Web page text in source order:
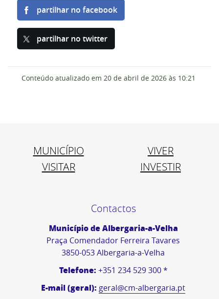
partilhar no facebook
partilhar no twitter
Conteúdo atualizado em 20 de abril de 2026 às 10:21
MUNICÍPIO
VIVER
VISITAR
INVESTIR
Contactos
Município de Albergaria-a-Velha
Praça Comendador Ferreira Tavares
3850-053 Albergaria-a-Velha
Telefone: +351 234 529 300 *
E-mail (geral): geral@cm-albergaria.pt